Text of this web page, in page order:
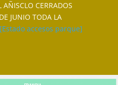
CERRADOS
JUNIO TODA LA
accesos parque]